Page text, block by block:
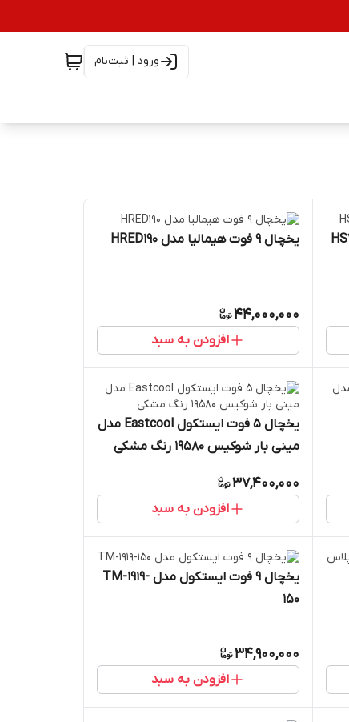
ورود | ثبت‌نام
یخچال 9 فوت هیمالیا مدل HRED190
44,000,000
افزودن به سبد
یخچال 5 فوت ایستکول Eastcool مدل
مینی بار شوکیس 19580 رنگ مشکی
37,400,000
افزودن به سبد
یخچال 9 فوت ایستکول مدل TM-1919-
150
34,900,000
افزودن به سبد